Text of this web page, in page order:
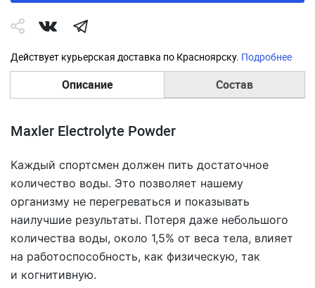
Действует курьерская доставка по Красноярску. Подробнее
Описание Состав
Maxler Electrolyte Powder
Каждый спортсмен должен пить достаточное
количество воды. Это позволяет нашему
организму не перегреваться и показывать
наилучшие результаты. Потеря даже небольшого
количества воды, около 1,5% от веса тела, влияет
на работоспособность, как физическую, так
и когнитивную.